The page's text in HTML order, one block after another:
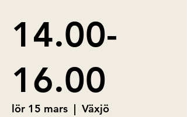
14.00-
16.00
lör 15 mars
  |
Växjö